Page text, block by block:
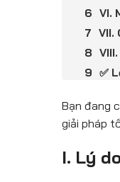
VI.
VII.
✅
Bạn đang
giải pháp
I. Lý